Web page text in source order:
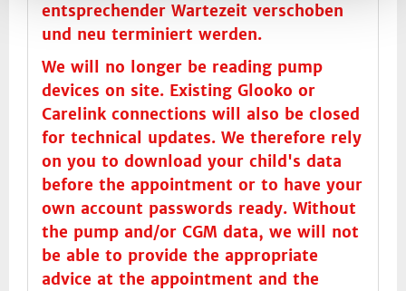
entsprechender Wartezeit verschoben
und neu terminiert werden.
We will no longer be reading pump
devices on site. Existing Glooko or
Carelink connections will also be closed
for technical updates. We therefore rely
on you to download your child's data
before the appointment or to have your
own account passwords ready. Without
the pump and/or CGM data, we will not
be able to provide the appropriate
advice at the appointment and the